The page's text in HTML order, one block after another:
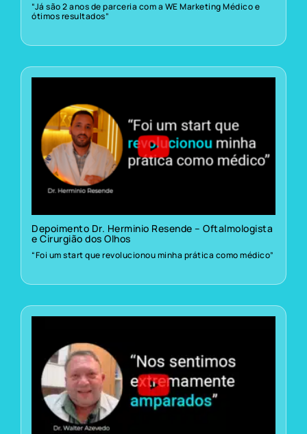
“Já são 2 anos de parceria com a WE Marketing Médico e
ótimos resultados”
Depoimento Dr. Herminio Resende – Oftalmologista
e Cirurgião dos Olhos
“Foi um start que revolucionou minha prática como médico”